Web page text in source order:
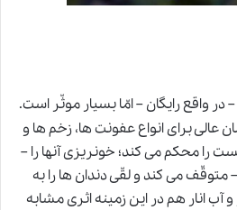
در واقع رایگان – امّا بسیار موثّر است.
عالی برای انواع عفونت ها، زخم ها و
را محکم می کند؛ خونریزی آنها را –
می کند و لقّی دندان ها را به
آب انار هم در این زمینه اثری مشابه